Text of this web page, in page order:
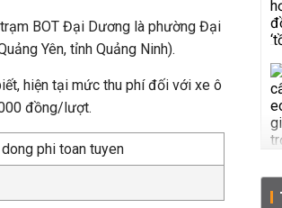
BOT Đại Dương là phường Đại
Yên, tỉnh Quảng Ninh).
hiện tại mức thu phí đối với xe ô
đồng/lượt.